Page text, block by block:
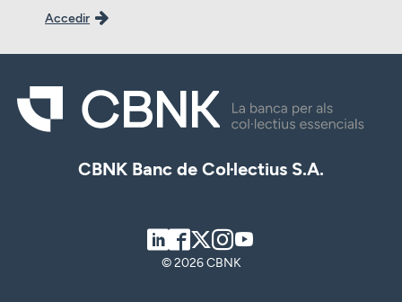
Accedir
CBNK Banc de Col·lectius S.A.
LinkedIn
Facebook
TwitterInstagram
© 2026 CBNK